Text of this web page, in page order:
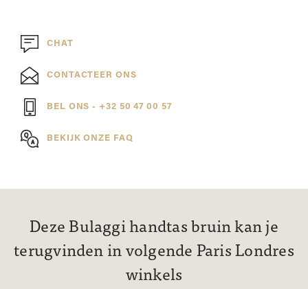
CHAT
CONTACTEER ONS
BEL ONS - +32 50 47 00 57
BEKIJK ONZE FAQ
Deze Bulaggi handtas bruin kan je
terugvinden in volgende Paris Londres
winkels